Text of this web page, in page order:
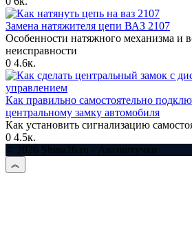
Замена натяжителя цепи ВАЗ 2107
Особенности натяжного механизма и
неисправности
0 4.6к.
Как правильно самостоятельно
центральному замку автомобиля
Как установить сигнализацию
0 4.5к.
© 2026 Shina26.ru - Автоштучки